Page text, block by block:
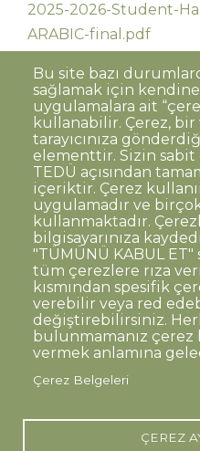
2025-2026-Student-
ARABIC-final.pdf
Bu site bazı
sağlamak için
uygulamalara ait
kullanabilir. Çerez,
tarayıcınıza
elementtir. Sizin sabit
TEDÜ açısından
içeriktir. Çerez
uygulamadır ve
kullanmaktadır.
bilgisayarınıza
"TÜMÜNÜ KABUL ET"
tüm çerezlere rıza
kısmından spesifik
verebilir veya red
değiştirebilirsiniz.
bulunmamanız çerez
vermek anlamına
Çerez Belgeleri
ÇEREZ
Dipnot
Sıkça Sorulan Sorular
Kişisel Verilerin Korunması
Gizlilik Politikası
Açık Rıza
Kurumsal Kimlik
© TED Üniversitesi. Ziya
Çankaya ANKARA
ÜniversitesiÜniversitesiÜniversitesi